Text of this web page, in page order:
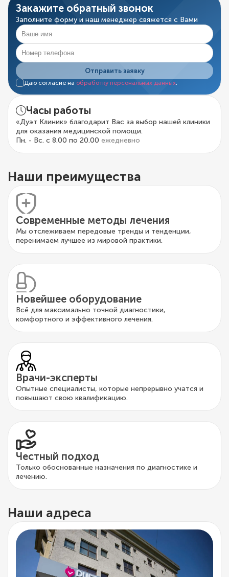
Закажите обратный звонок
Заполните форму и наш менеджер свяжется с Вами
Отправить заявку
Даю согласие на обработку персональных данных.
Часы работы
«Дуэт Клиник» благодарит Вас за выбор нашей клиники
для оказания медицинской помощи.
Пн. - Вс. с 8.00 по 20.00 ежедневно
Наши преимущества
Современные методы лечения
Мы отслеживаем передовые тренды и тенденции,
перенимаем лучшее из мировой практики.
Новейшее оборудование
Всё для максимально точной диагностики,
комфортного и эффективного лечения.
Врачи-эксперты
Опытные специалисты, которые непрерывно учатся и
повышают свою квалификацию.
Честный подход
Только обоснованные назначения по диагностике и
лечению.
Наши адреса